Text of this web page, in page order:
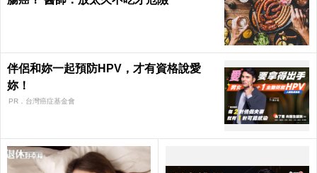
伴侶和妳一起預防HPV，才有資格說愛
妳！
PR．台灣癌症基金會